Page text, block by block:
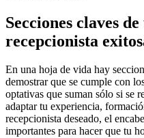
Secciones claves
recepcionista
En una hoja de vida hay
demostrar que se cumple con
optativas que suman sólo si se
adaptar tu experiencia,
recepcionista deseado, el
importantes para hacer que tu